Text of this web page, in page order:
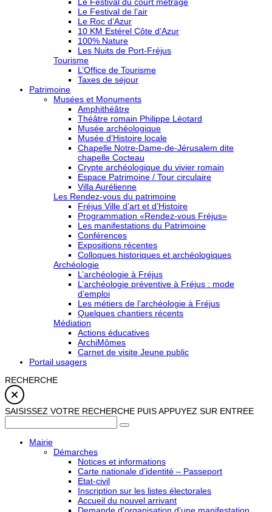
Le Festival de l’air
Le Roc d’Azur
10 KM Estérel Côte d’Azur
100% Nature
Les Nuits de Port-Fréjus
Tourisme
L’Office de Tourisme
Taxes de séjour
Patrimoine
Musées et Monuments
Amphithéâtre
Théâtre romain Philippe Léotard
Musée archéologique
Musée d’Histoire locale
Chapelle Notre-Dame-de-Jérusalem dite
chapelle Cocteau
Crypte archéologique du vivier romain
Espace Patrimoine / Tour circulaire
Villa Aurélienne
Les Rendez-vous du patrimoine
Fréjus Ville d’art et d’Histoire
Programmation «Rendez-vous Fréjus»
Les manifestations du Patrimoine
Conférences
Expositions récentes
Colloques historiques et archéologiques
Archéologie
L’archéologie à Fréjus
L’archéologie préventive à Fréjus : mode
d’emploi
Les métiers de l’archéologie à Fréjus
Quelques chantiers récents
Médiation
Actions éducatives
ArchiMômes
Carnet de visite Jeune public
Portail usagers
RECHERCHE
SAISISSEZ VOTRE RECHERCHE PUIS APPUYEZ SUR ENTREE
Mairie
Démarches
Notices et informations
Carte nationale d’identité – Passeport
Etat-civil
Inscription sur les listes électorales
Accueil du nouvel arrivant